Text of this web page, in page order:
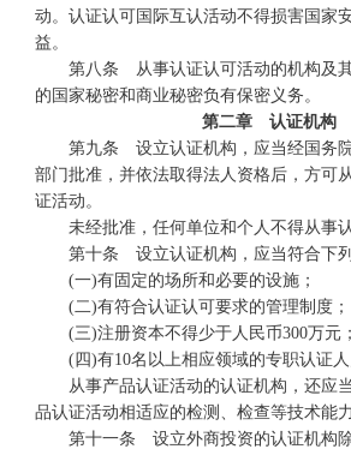
动。认证认可国际互认活动不得损害国家
益。
第八条 从事认证认可活动的机构及其
的国家秘密和商业秘密负有保密义务。
第二章 认证机构
第九条 设立认证机构，应当经国务院
部门批准，并依法取得法人资格后，方可
证活动。
未经批准，任何单位和个人不得从事认
第十条 设立认证机构，应当符合下列
(一)有固定的场所和必要的设施；
(二)有符合认证认可要求的管理制度；
(三)注册资本不得少于人民币300万元；
(四)有10名以上相应领域的专职认证人
从事产品认证活动的认证机构，还应
品认证活动相适应的检测、检查等技术能力
第十一条 设立外商投资的认证机构除